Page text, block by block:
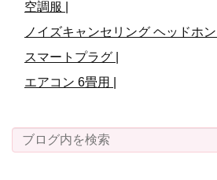
空調服 |
ノイズキャンセリング ヘッドホン |
スマートプラグ |
エアコン 6畳用 |